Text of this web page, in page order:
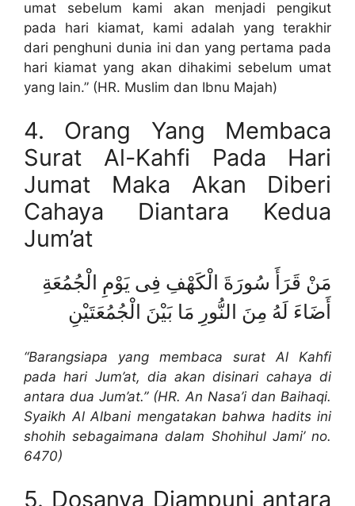
umat sebelum kami akan menjadi pengikut
pada hari kiamat, kami adalah yang terakhir
dari penghuni dunia ini dan yang pertama pada
hari kiamat yang akan dihakimi sebelum umat
yang lain.” (HR. Muslim dan Ibnu Majah)
4. Orang Yang Membaca
Surat Al-Kahfi Pada Hari
Jumat Maka Akan Diberi
Cahaya Diantara Kedua
Jum’at
مَنْ قَرَأَ سُورَةَ الْكَهْفِ فِى يَوْمِ الْجُمُعَةِ
أَضَاءَ لَهُ مِنَ النُّورِ مَا بَيْنَ الْجُمُعَتَيْنِ
“Barangsiapa yang membaca surat Al Kahfi
pada hari Jum’at, dia akan disinari cahaya di
antara dua Jum’at.” (HR. An Nasa’i dan Baihaqi.
Syaikh Al Albani mengatakan bahwa hadits ini
shohih sebagaimana dalam Shohihul Jami’ no.
6470)
5. Dosanya Diampuni antara